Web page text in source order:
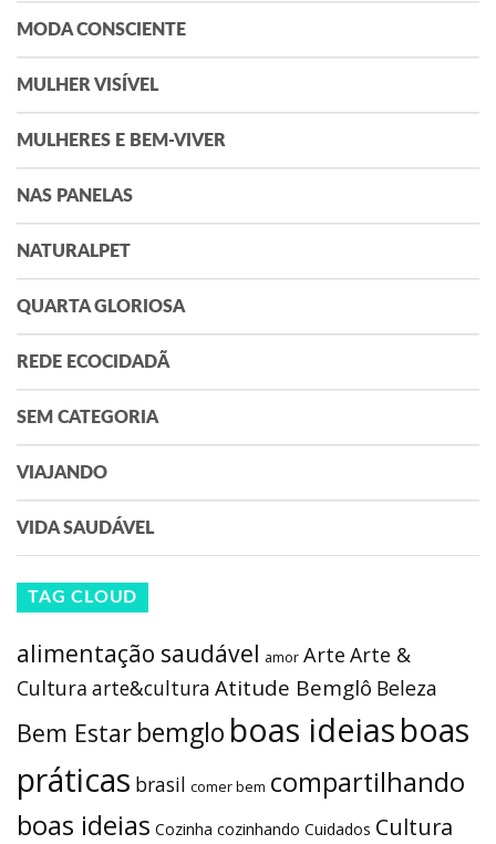
MODA CONSCIENTE
MULHER VISÍVEL
MULHERES E BEM-VIVER
NAS PANELAS
NATURALPET
QUARTA GLORIOSA
REDE ECOCIDADÃ
SEM CATEGORIA
VIAJANDO
VIDA SAUDÁVEL
TAG CLOUD
alimentação saudável amor Arte Arte &
Cultura arte&cultura Atitude Bemglô Beleza
Bem Estar bemglo boas ideiasboas
práticas brasil comer bem compartilhando
boas ideias Cozinha cozinhando Cuidados Cultura